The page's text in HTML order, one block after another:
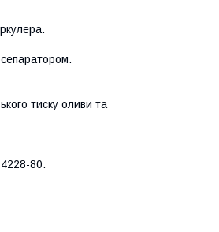
тиску оливи та
80.